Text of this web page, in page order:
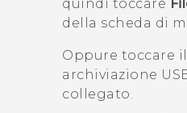
quindi toccare
della scheda di
Oppure toccare
archiviazione
collegato.